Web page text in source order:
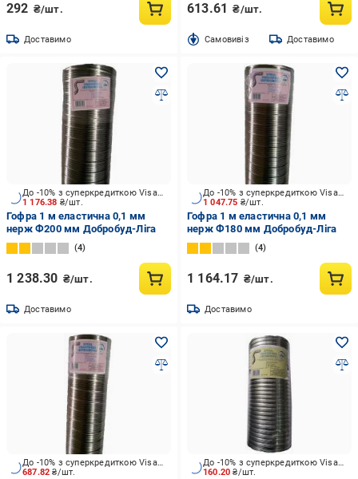
292 ₴/шт.
Доставимо
613.61 ₴/шт.
Cамовивіз Доставимо
1 176.38 ₴/шт.
До -10% з суперкредиткою Visa Вигода
Гофра 1 м еластична 0,1 мм
нерж Ф200 мм Добробуд-Ліга
4
1 238.30 ₴/шт.
Доставимо
1 047.75 ₴/шт.
До -10% з суперкредиткою Visa Вигода
Гофра 1 м еластична 0,1 мм
нерж Ф180 мм Добробуд-Ліга
4
1 164.17 ₴/шт.
Доставимо
687.82₴/шт.
До -10% з суперкредиткою Visa Вигода
160.20₴/шт.
До -10% з суперкредиткою Visa Вигода